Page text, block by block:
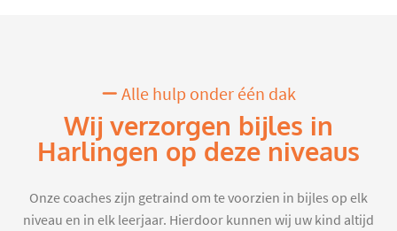
Alle hulp onder één dak
Wij verzorgen bijles in
Harlingen op deze niveaus
Onze coaches zijn getraind om te voorzien in bijles op elk
niveau en in elk leerjaar. Hierdoor kunnen wij uw kind altijd